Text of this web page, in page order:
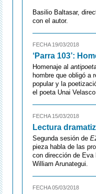
Basilio Baltasar,
con el autor.
FECHA 19/03/2018
‘Parra 103’:
Homenaje al
hombre que obligó a
popular y la
el poeta Unai
FECHA 15/03/2018
Lectura
Segunda sesión de
pieza habla de las
con dirección de Eva
William Arunategui.
FECHA 05/03/2018